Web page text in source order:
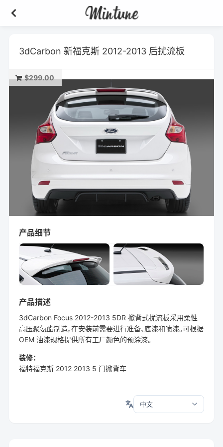
3dCarbon 新福克斯 2012-2013 后扰流板
$299.00
产品细节
产品描述
3dCarbon Focus 2012-2013 5DR 掀背式扰流板采用柔性
高压聚氨酯制造，在安装前需要进行准备、底漆和喷漆。可根据
OEM 油漆规格提供所有工厂颜色的预涂漆。
装修：
福特福克斯 2012 2013 5 门掀背车